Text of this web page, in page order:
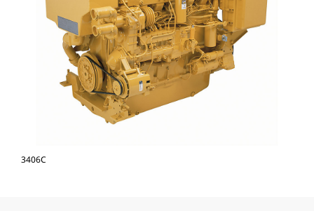
3406C